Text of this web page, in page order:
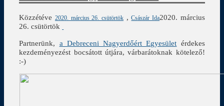
Közzétéve 2020. március 26. csütörtök ,Császár Ida2020. március
26. csütörtök
Partnerünk, a Debreceni Nagyerdőért Egyesület érdekes
kezdeményezést bocsátott útjára, várbarátoknak kötelező!
:-)